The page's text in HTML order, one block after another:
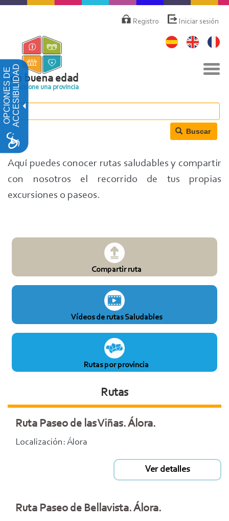
OPCIONES DEACCESIBILIDAD
Pasar
contenido
principal
deRegistro Iniciar sesión
en buena edad
Seleccione una provincia
Buscar
Aquí puedes conocer rutas saludables y compartir
con nosotros el recorrido de tus propias
excursiones o paseos.
Compartir ruta
Vídeos de rutas Saludables
Rutas por provincia
Rutas
Ruta Paseo de las Viñas. Álora.
Localización: Álora
Ver detalles
Ruta Paseo de Bellavista. Álora.